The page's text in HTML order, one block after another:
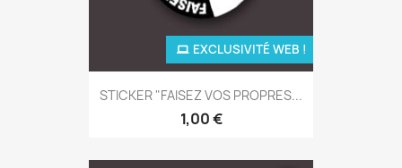
STICKER "FAISEZ VOS PROPRES...
1,00 €
EXCLUSIVITÉ WEB !